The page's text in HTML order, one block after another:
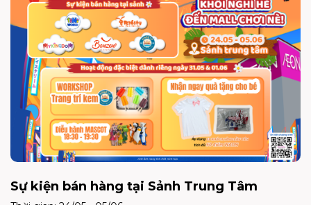
Sự kiện bán hàng tại Sảnh Trung Tâm